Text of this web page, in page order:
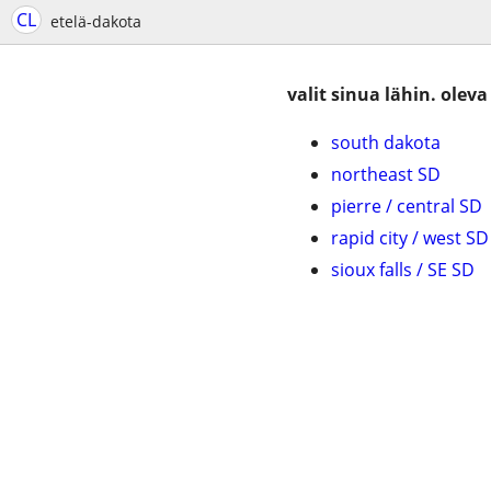
CL etelä-dakota
valit sinua lähin.
south dakota
northeast SD
pierre / central SD
rapid city / west SD
sioux falls / SE SD